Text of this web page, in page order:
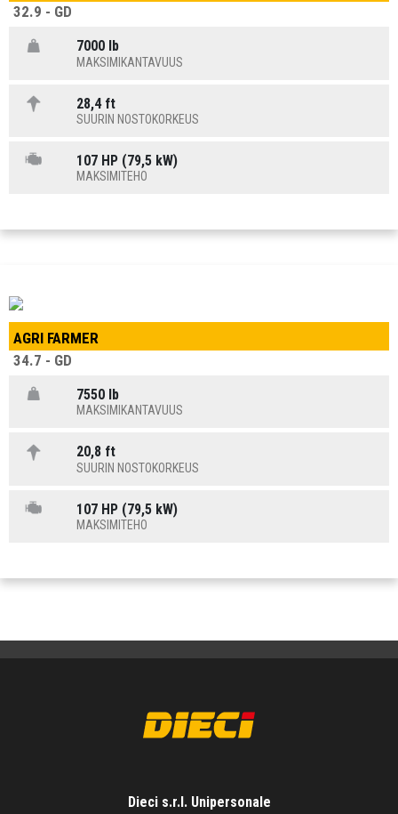
32.9 - GD
7000 lb
MAKSIMIKANTAVUUS
28,4 ft
SUURIN NOSTOKORKEUS
107 HP (79,5 kW)
MAKSIMITEHO
AGRI FARMER
34.7 - GD
7550 lb
MAKSIMIKANTAVUUS
20,8 ft
SUURIN NOSTOKORKEUS
107 HP (79,5 kW)
MAKSIMITEHO
Dieci s.r.l. Unipersonale